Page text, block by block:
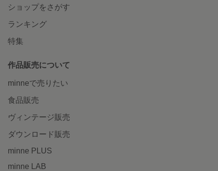
ショップをさがす
ランキング
特集
作品販売について
minneで売りたい
食品販売
ヴィンテージ販売
ダウンロード販売
minne PLUS
minne LAB